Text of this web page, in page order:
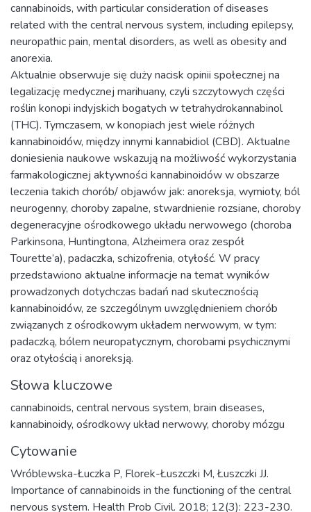
cannabinoids, with particular consideration of diseases
related with the central nervous system, including epilepsy,
neuropathic pain, mental disorders, as well as obesity and
anorexia.
Aktualnie obserwuje się duży nacisk opinii społecznej na
legalizację medycznej marihuany, czyli szczytowych części
roślin konopi indyjskich bogatych w tetrahydrokannabinol
(THC). Tymczasem, w konopiach jest wiele różnych
kannabinoidów, między innymi kannabidiol (CBD). Aktualne
doniesienia naukowe wskazują na możliwość wykorzystania
farmakologicznej aktywności kannabinoidów w obszarze
leczenia takich chorób/ objawów jak: anoreksja, wymioty, ból
neurogenny, choroby zapalne, stwardnienie rozsiane, choroby
degeneracyjne ośrodkowego układu nerwowego (choroba
Parkinsona, Huntingtona, Alzheimera oraz zespół
Tourette’a), padaczka, schizofrenia, otyłość. W pracy
przedstawiono aktualne informacje na temat wyników
prowadzonych dotychczas badań nad skutecznością
kannabinoidów, ze szczególnym uwzględnieniem chorób
związanych z ośrodkowym układem nerwowym, w tym:
padaczką, bólem neuropatycznym, chorobami psychicznymi
oraz otyłością i anoreksją.
Słowa kluczowe
cannabinoids, central nervous system, brain diseases,
kannabinoidy, ośrodkowy układ nerwowy, choroby mózgu
Cytowanie
Wróblewska-Łuczka P, Florek-Łuszczki M, Łuszczki JJ.
Importance of cannabinoids in the functioning of the central
nervous system. Health Prob Civil. 2018; 12(3): 223-230.